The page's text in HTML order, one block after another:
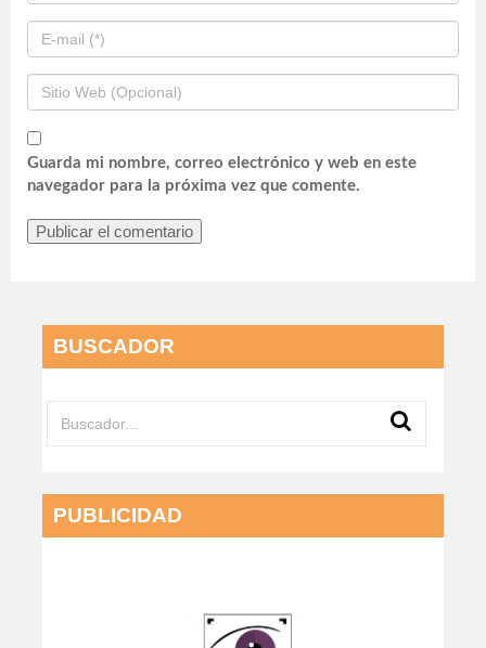
Guarda mi nombre, correo electrónico y web en este
navegador para la próxima vez que comente.
BUSCADOR
PUBLICIDAD